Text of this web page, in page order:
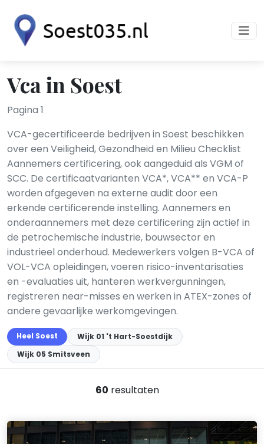
Vca in Soest
Pagina 1
VCA-gecertificeerde bedrijven in Soest beschikken
over een Veiligheid, Gezondheid en Milieu Checklist
Aannemers certificering, ook aangeduid als VGM of
SCC. De certificaatvarianten VCA*, VCA** en VCA-P
worden afgegeven na externe audit door een
erkende certificerende instelling. Aannemers en
onderaannemers met deze certificering zijn actief in
de petrochemische industrie, bouwsector en
industrieel onderhoud. Medewerkers volgen B-VCA of
VOL-VCA opleidingen, voeren risico-inventarisaties
en -evaluaties uit, hanteren werkvergunningen,
registreren near-misses en werken in ATEX-zones of
andere gevaarlijke werkomgevingen.
Heel Soest
Wijk 01 't Hart-Soestdijk
Wijk 05 Smitsveen
60 resultaten